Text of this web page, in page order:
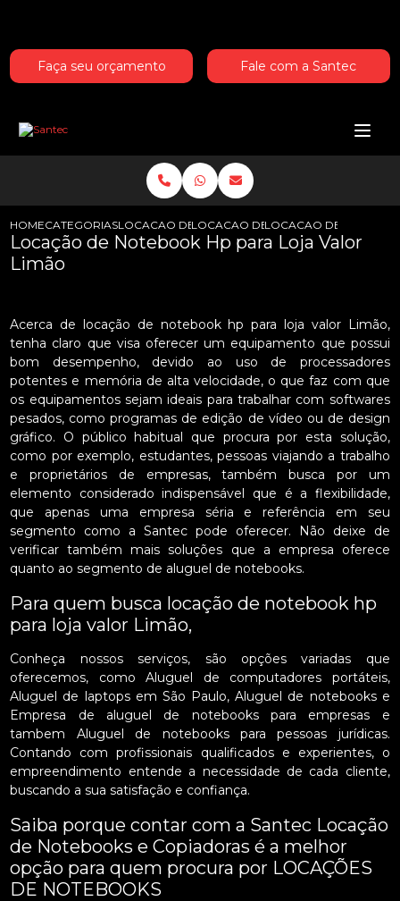
Faça seu orçamento Fale com a Santec
HOMECATEGORIASLOCACAO DE NOTEBOOKS HP
LOCACAO DE NOTEBOOK HP PARA
LOCACAO DE
Locação de Notebook Hp para Loja Valor
Limão
Acerca de locação de notebook hp para loja valor Limão,
tenha claro que visa oferecer um equipamento que possui
bom desempenho, devido ao uso de processadores
potentes e memória de alta velocidade, o que faz com que
os equipamentos sejam ideais para trabalhar com softwares
pesados, como programas de edição de vídeo ou de design
gráfico. O público habitual que procura por esta solução,
como por exemplo, estudantes, pessoas viajando a trabalho
e proprietários de empresas, também busca por um
elemento considerado indispensável que é a flexibilidade,
que apenas uma empresa séria e referência em seu
segmento como a Santec pode oferecer. Não deixe de
verificar também mais soluções que a empresa oferece
quanto ao segmento de aluguel de notebooks.
Para quem busca locação de notebook hp
para loja valor Limão,
Conheça nossos serviços, são opções variadas que
oferecemos, como Aluguel de computadores portáteis,
Aluguel de laptops em São Paulo, Aluguel de notebooks e
Empresa de aluguel de notebooks para empresas e
tambem Aluguel de notebooks para pessoas jurídicas.
Contando com profissionais qualificados e experientes, o
empreendimento entende a necessidade de cada cliente,
buscando a sua satisfação e confiança.
Saiba porque contar com a Santec Locação
de Notebooks e Copiadoras é a melhor
opção para quem procura por LOCAÇÕES
DE NOTEBOOKS